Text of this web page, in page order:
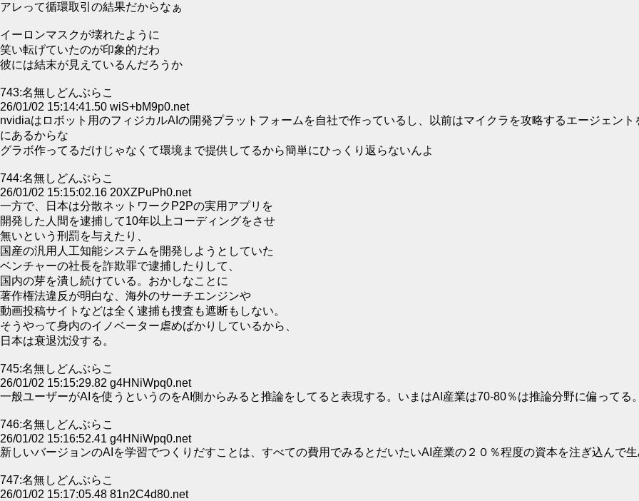
アレって循環取引の結果だからなぁ
イーロンマスクが壊れたように
笑い転げていたのが印象的だわ
彼には結末が見えているんだろうか
743:名無しどんぶらこ
26/01/02 15:14:41.50 wiS+bM9p0.net
nvidiaはロボット用のフィジカルAIの開発プラットフォームを自社で作っているし、以前はマイクラを攻略するエージェン
にあるからな
グラボ作ってるだけじゃなくて環境まで提供してるから簡単にひっくり返らないんよ
744:名無しどんぶらこ
26/01/02 15:15:02.16 20XZPuPh0.net
一方で、日本は分散ネットワークP2Pの実用アプリを
開発した人間を逮捕して10年以上コーディングをさせ
無いという刑罰を与えたり、
国産の汎用人工知能システムを開発しようとしていた
ベンチャーの社長を詐欺罪で逮捕したりして、
国内の芽を潰し続けている。おかしなことに
著作権法違反が明白な、海外のサーチエンジンや
動画投稿サイトなどは全く逮捕も捜査も遮断もしない。
そうやって身内のイノベーター虐めばかりしているから、
日本は衰退沈没する。
745:名無しどんぶらこ
26/01/02 15:15:29.82 g4HNiWpq0.net
一般ユーザーがAIを使うというのをAI側からみると推論をしてると表現する。いまはAI産業は70-80％は推論分野に偏ってる。
746:名無しどんぶらこ
26/01/02 15:16:52.41 g4HNiWpq0.net
新しいバージョンのAIを学習でつくりだすことは、すべての費用でみるとだいたいAI産業の２０％程度の資本を注ぎ込んで生
747:名無しどんぶらこ
26/01/02 15:17:05.48 81n2C4d80.net